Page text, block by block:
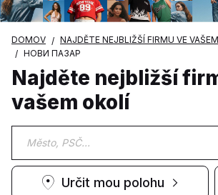
DOMOV NAJDĚTE NEJBLIŽŠÍ FIRMU VE
НОВИ ПАЗАР
Najděte nejbližší
vašem okolí
Určit mou polohu